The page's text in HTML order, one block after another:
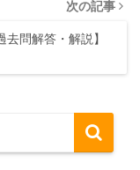
次の記事
問解答・解説】